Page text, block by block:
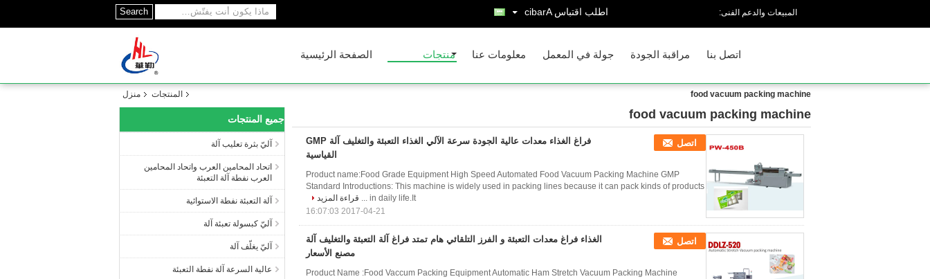
Search المبيعات والدعم الفنى: اطلب اقتباس Arabic
الصفحة الرئيسية منتجات معلومات عنا جولة في المعمل مراقبة الجودة اتصل بنا
منزل المنتجات food vacuum packing machine
جميع المنتجات
آليّ بثرة تعليب آلة
اتحاد المحامين العرب واتحاد المحامين
العرب نفطة آلة التعبئة
آلة التعبئة نفطة الاستوائية
آليّ كبسولة تعبئة آلة
آليّ يغلّف آلة
عالية السرعة آلة نفطة التعبئة
food vacuum packing machine
فراغ الغذاء معدات عالية الجودة سرعة الآلي الغذاء التعبئة والتغليف آلة GMP
القياسية
اتصل
Product name:Food Grade Equipment High Speed Automated Food Vacuum Packing Machine GMP
Standard Introductions: This machine is widely used in packing lines because it can pack kinds of products
in daily life.It ...
قراءة المزيد
2017-04-21 16:07:03
الغذاء فراغ معدات التعبئة و الفرز التلقائي هام تمتد فراغ آلة التعبئة والتغليف آلة
مصنع الأسعار
اتصل
Product Name :Food Vaccum Packing Equipment Automatic Ham Stretch Vacuum Packing Machine